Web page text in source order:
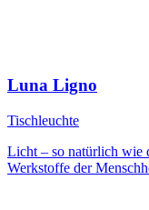
Luna Ligno
Tischleuchte
Licht – so natürlich wie
Werkstoffe der